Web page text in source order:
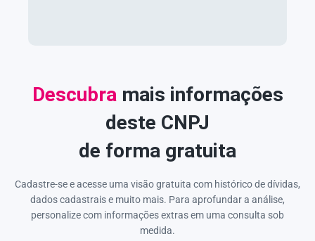
Descubra mais informações
deste CNPJ
de forma gratuita
Cadastre-se e acesse uma visão gratuita com histórico de dívidas,
dados cadastrais e muito mais. Para aprofundar a análise,
personalize com informações extras em uma consulta sob
medida.